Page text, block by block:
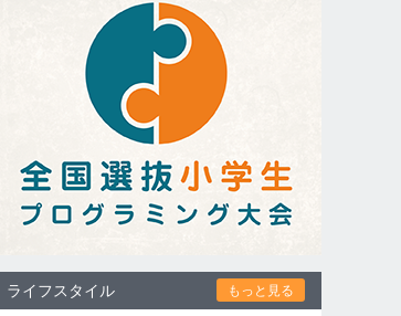
ライフスタイル もっと見る